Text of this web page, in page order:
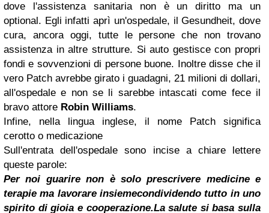
dove l'assistenza sanitaria non è un diritto ma un
optional. Egli infatti aprì un'ospedale, il Gesundheit, dove
cura, ancora oggi, tutte le persone che non trovano
assistenza in altre strutture. Si auto gestisce con propri
fondi e sovvenzioni di persone buone. Inoltre disse che il
vero Patch avrebbe girato i guadagni, 21 milioni di dollari,
all'ospedale e non se li sarebbe intascati come fece il
bravo attore Robin Williams.
Infine, nella lingua inglese, il nome Patch significa
cerotto o medicazione
Sull'entrata dell'ospedale sono incise a chiare lettere
queste parole:
Per noi guarire non è solo prescrivere medicine e
terapie ma lavorare insiemecondividendo tutto in uno
spirito di gioia e cooperazione.La salute si basa sulla